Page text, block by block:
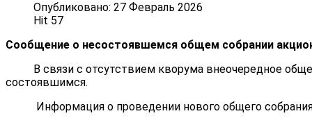
Опубликовано: 27 Февраль 2026
Hit 57
Сообщение о несостоявшемся общем собрании
В связи с отсутствием кворума внеочередное общее
состоявшимся.
Информация о проведении нового общего собрания